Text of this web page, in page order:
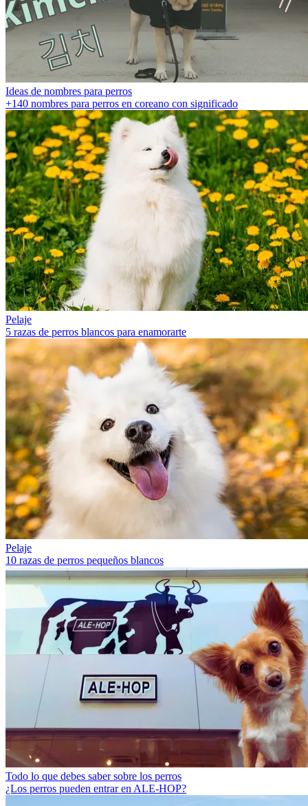
Ideas de nombres para perros
+140 nombres para perros en coreano con significado
Pelaje
5 razas de perros blancos para enamorarte
Pelaje
10 razas de perros pequeños blancos
Todo lo que debes saber sobre los perros
¿Los perros pueden entrar en ALE-HOP?